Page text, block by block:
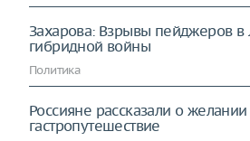
Захарова: Взрывы пейджеров в
гибридной войны
Политика
Россияне рассказали о
гастропутешествие